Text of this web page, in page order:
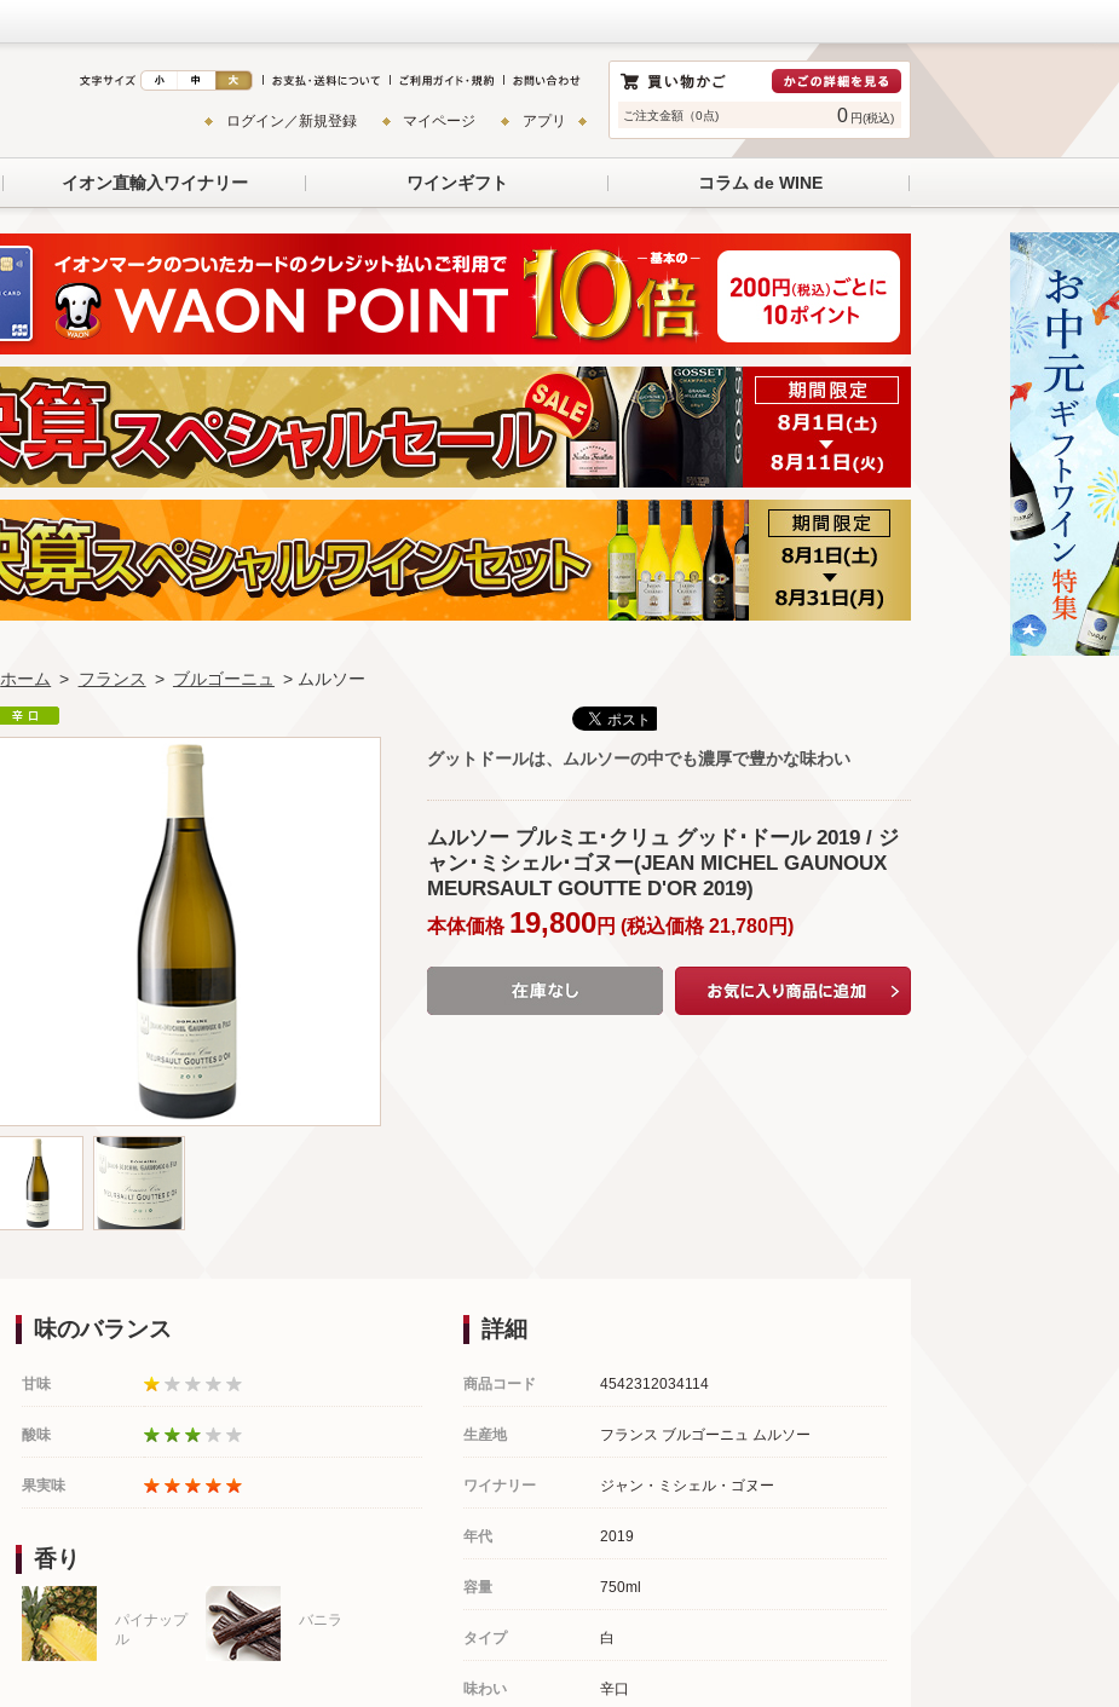
ご注文金額（0点) 0 円(税込)
ログイン／新規登録 マイページ アプリ
イオン直輸入ワイナリー ワインギフト コラム de WINE
ホーム > フランス > ブルゴーニュ > ムルソー
グットドールは、ムルソーの中でも濃厚で豊かな味わい
ムルソー プルミエ･クリュ グッド･ドール 2019 / ジ
ャン･ミシェル･ゴヌー(JEAN MICHEL GAUNOUX
MEURSAULT GOUTTE D'OR 2019)
本体価格 19,800円 (税込価格21,780円)
詳細
商品コード 4542312034114
生産地 フランス ブルゴーニュ ムルソー
ワイナリー ジャン・ミシェル・ゴヌー
年代 2019
容量 750ml
タイプ 白
味わい 辛口
味のバランス
甘味
酸味
果実味
香り
パイナップ
ル
バニラ